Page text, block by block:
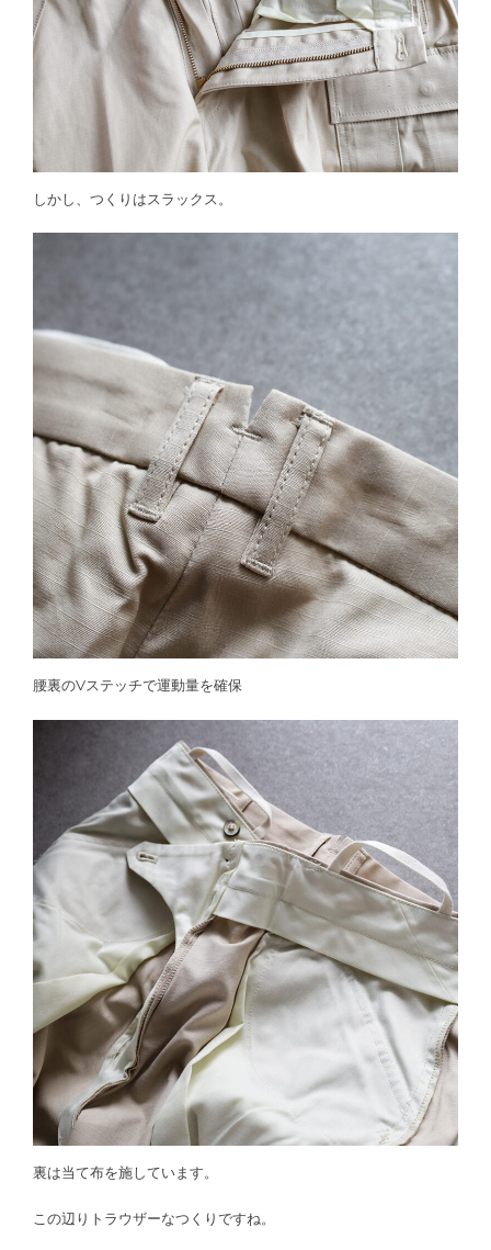
しかし、つくりはスラックス。
腰裏のVステッチで運動量を確保
裏は当て布を施しています。
この辺りトラウザーなつくりですね。